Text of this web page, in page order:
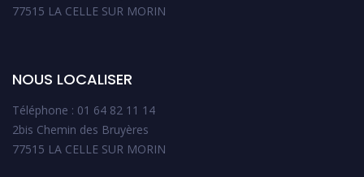
77515 LA CELLE SUR MORIN
NOUS LOCALISER
Téléphone : 01 64 82 11 14
2bis Chemin des Bruyères
77515 LA CELLE SUR MORIN